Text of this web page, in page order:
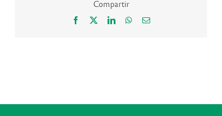
Compartir
Facebook LinkedInWhatsApp
Correo